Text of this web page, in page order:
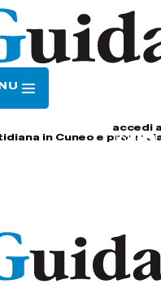
accedi
in Cuneo e